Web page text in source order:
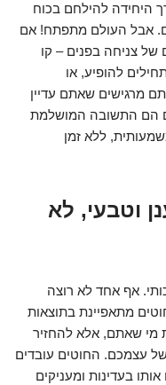
היחידה להילחם בכוח
אבל העולם מתפתח! אם
של צניחה בפנים – קו
להופיע, או
מרגישים שאתם עדיין
הם התשובה המושלמת
ללא זמן
וטבעי, לא
אף אחד לא רוצה
מתאפיינת בתוצאות
מי שאתם, אלא להחזיר
עצמכם. החוטים עובדים
בעדינות ומעניקים